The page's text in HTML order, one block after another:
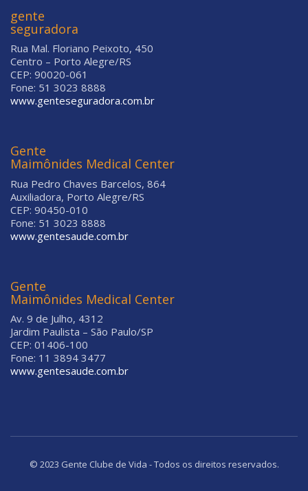
gente
seguradora
Rua Mal. Floriano Peixoto, 450
Centro – Porto Alegre/RS
CEP: 90020-061
Fone: 51 3023 8888
www.genteseguradora.com.br
Gente
Maimônides Medical Center
Rua Pedro Chaves Barcelos, 864
Auxiliadora, Porto Alegre/RS
CEP: 90450-010
Fone: 51 3023 8888
www.gentesaude.com.br
Gente
Maimônides Medical Center
Av. 9 de Julho, 4312
Jardim Paulista – São Paulo/SP
CEP: 01406-100
Fone: 11 3894 3477
www.gentesaude.com.br
© 2023 Gente Clube de Vida - Todos os direitos reservados.